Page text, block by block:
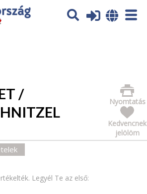
használ. További tájékoztatás itt:
/
Nyomtatás
Kedvencnek
jelölöm
Legyél Te az első: